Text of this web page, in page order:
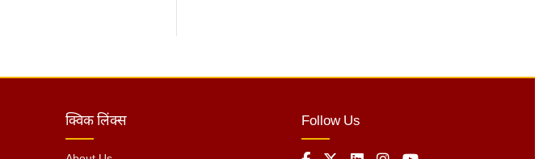
क्विक लिंक्स Follow Us